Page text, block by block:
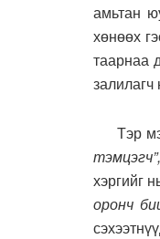
амьтан
хөнөөх
таарнаа
Тэр
хэргийг
оронч